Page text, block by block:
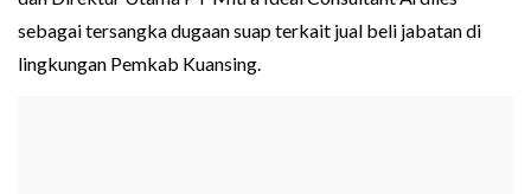
sebagai tersangka dugaan suap terkait jual beli jabatan di
lingkungan Pemkab Kuansing.